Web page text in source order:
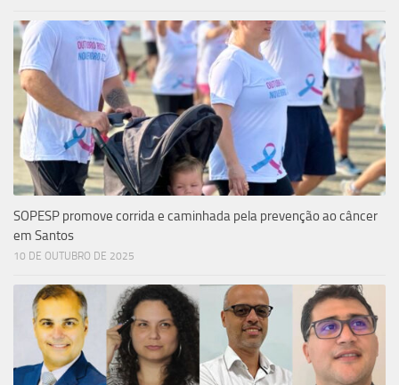
SOPESP promove corrida e caminhada pela prevenção ao câncer
em Santos
10 DE OUTUBRO DE 2025